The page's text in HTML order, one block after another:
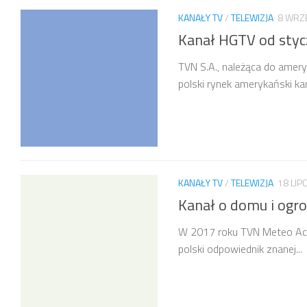
KANAŁY TV/TELEWIZJA 8
Kanał HGTV od
TVN S.A., należąca do
polski rynek amerykański
KANAŁY TV/TELEWIZJA 18
Kanał o domu i
W 2017 roku TVN Meteo
polski odpowiednik znanej...